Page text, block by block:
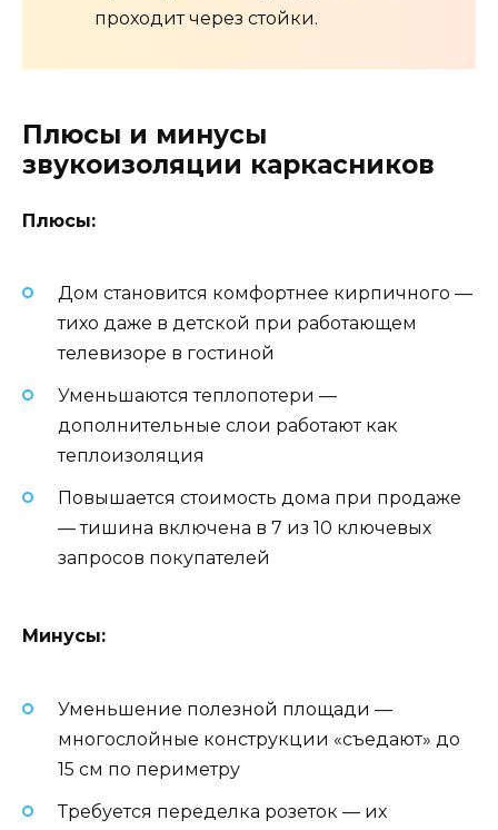
проходит через стойки.
Плюсы и минусы
звукоизоляции каркасников
Плюсы:
Дом становится комфортнее кирпичного —
тихо даже в детской при работающем
телевизоре в гостиной
Уменьшаются теплопотери —
дополнительные слои работают как
теплоизоляция
Повышается стоимость дома при продаже
— тишина включена в 7 из 10 ключевых
запросов покупателей
Минусы:
Уменьшение полезной площади —
многослойные конструкции «съедают» до
15 см по периметру
Требуется переделка розеток — их